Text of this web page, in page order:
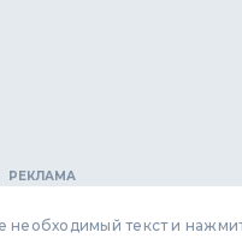
необходимый текст и